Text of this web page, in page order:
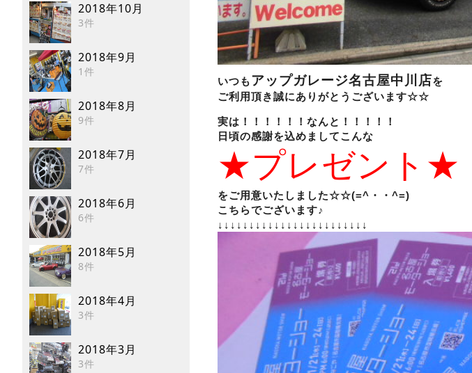
2018年10月
3件
2018年9月
1件
2018年8月
9件
2018年7月
7件
2018年6月
6件
2018年5月
8件
2018年4月
3件
2018年3月
3件
いつも アップガレージ名古屋中川店を
ご利用頂き誠にありがとうございます☆☆
実は！！！！！！なんと！！！！！
日頃の感謝を込めましてこんな
★プレゼント★
をご用意いたしました☆☆(=^・・^=)
こちらでございます♪
↓↓↓↓↓↓↓↓↓↓↓↓↓↓↓↓↓↓↓↓↓↓↓↓